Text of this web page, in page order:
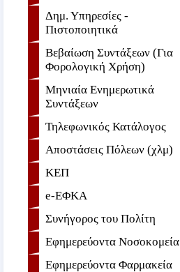
Δημ. Υπηρεσίες -
Πιστοποιητικά
Βεβαίωση Συντάξεων (Για
Φορολογική Χρήση)
Μηνιαία Ενημερωτικά
Συντάξεων
Τηλεφωνικός Κατάλογος
Αποστάσεις Πόλεων (χλμ)
ΚΕΠ
e-ΕΦKA
Συνήγορος του Πολίτη
Εφημερεύοντα Νοσοκομεία
Εφημερεύοντα Φαρμακεία